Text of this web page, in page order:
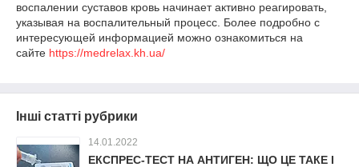
воспалении суставов кровь начинает активно реагировать,
указывая на воспалительный процесс. Более подробно с
интересующей информацией можно ознакомиться на
сайте https://medrelax.kh.ua/
Інші статті рубрики
14.01.2022
ЕКСПРЕС-ТЕСТ НА АНТИГЕН: ЩО ЦЕ ТАКЕ І